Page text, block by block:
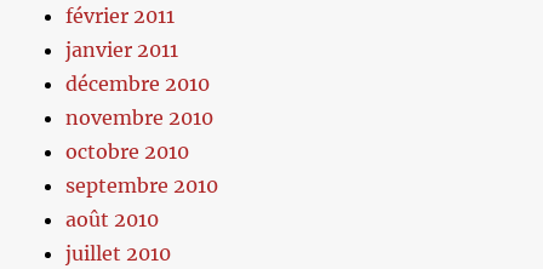
février 2011
janvier 2011
décembre 2010
novembre 2010
octobre 2010
septembre 2010
août 2010
juillet 2010